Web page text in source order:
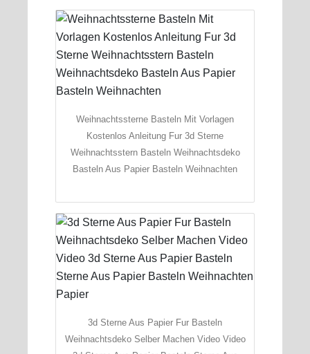
Weihnachtssterne Basteln Mit Vorlagen
Kostenlos Anleitung Fur 3d Sterne
Weihnachtsstern Basteln Weihnachtsdeko
Basteln Aus Papier Basteln Weihnachten
3d Sterne Aus Papier Fur Basteln
Weihnachtsdeko Selber Machen Video Video